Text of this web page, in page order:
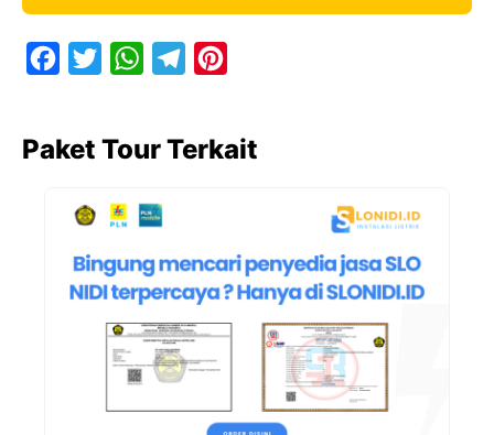
e
e
r
W
t
A
p
p
e
a
m
t
e
s
t
Paket Tour Terkait